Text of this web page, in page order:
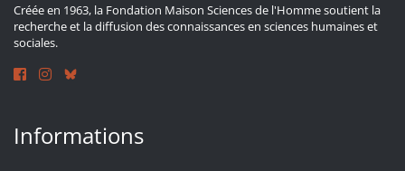
Créée en 1963, la Fondation Maison Sciences de l'Homme soutient la
recherche et la diffusion des connaissances en sciences humaines et
sociales.
Informations